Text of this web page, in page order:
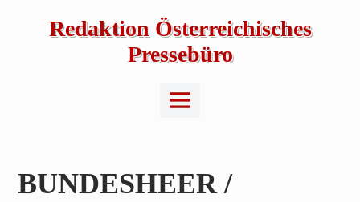
Redaktion Österreichisches
Pressebüro
Main
Menu
BUNDESHEER /